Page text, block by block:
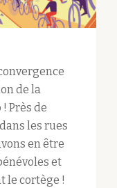
de la
! Près de
les rues
en être
et
le cortège !